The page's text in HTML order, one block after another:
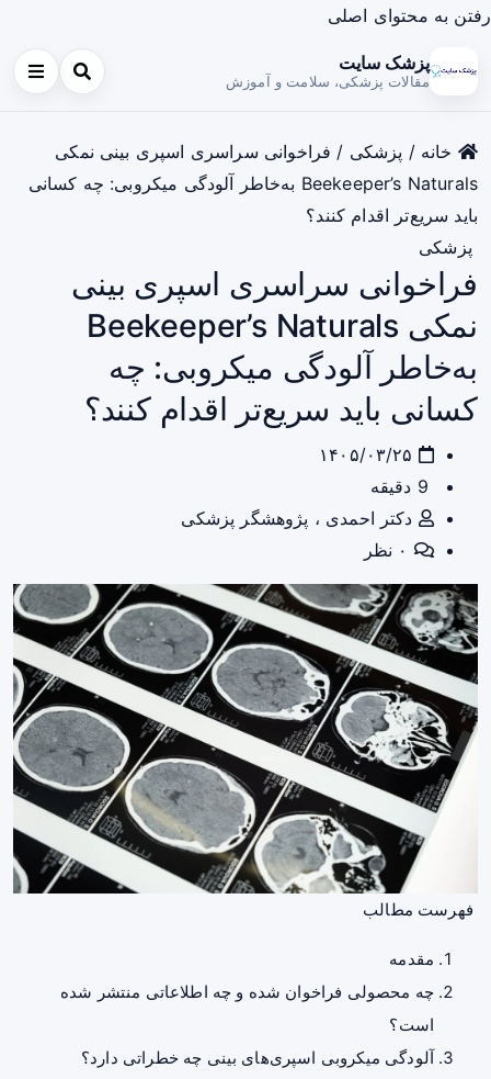
رفتن به محتوای اصلی
پزشک سایت
مقالات پزشکی، سلامت و آموزش
خانه / پزشکی / فراخوانی سراسری اسپری بینی نمکی
Beekeeper’s Naturals به‌خاطر آلودگی میکروبی: چه کسانی
باید سریع‌تر اقدام کنند؟
پزشکی
فراخوانی سراسری اسپری بینی
نمکی Beekeeper’s Naturals
به‌خاطر آلودگی میکروبی: چه
کسانی باید سریع‌تر اقدام کنند؟
دکتر احمدی ، پژوهشگر پزشکی
فهرست مطالب
مقدمه
چه محصولی فراخوان شده و چه اطلاعاتی منتشر شده
است؟
آلودگی میکروبی اسپری‌های بینی چه خطراتی دارد؟